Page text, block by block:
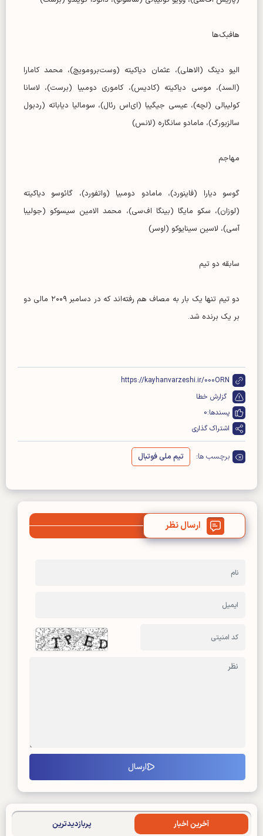
هافبک‌ها
الیو دینگ (الاهلی)، عثمان دیاکیته (وست‌برومویچ)، محمد کامارا
(السد)، موسی دیاکیته (کادیس)، کاموری دومبیا (برست)، لاسانا
کولیبالی (لچه)، عیسی جیگیبا (ای‌اس رئال)، سومالیا دیاباته (ردبول
سالزبورگ)، مامادو سانگاره (لانس)
مهاجم
گوسو دیارا (فاینورد)، مامادو دومبیا (واتفورد)، گائوسو دیاکیته
(لوزان)، سکو مایگا (بینگا اف‌سی)، محمد الامین سیسوکو (جولیبا
آسی)، لاسین سینایوکو (اوسر)
سابقه دو تیم
دو تیم تنها یک بار به مصاف هم رفته‌اند که در دسامبر ۲۰۰۹ مالی دو
بر یک برنده شد.
https://kayhanvarzeshi.ir/000ORN
گزارش خطا
پسندها:0
اشتراک گذاری
برچسب ها: تیم ملی فوتبال
ارسال نظر
آخرین اخبار پربازدیدترین